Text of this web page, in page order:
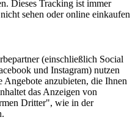
Dieses Tracking ist immer
sehen oder online einkaufen
(einschließlich Social
und Instagram) nutzen
anzubieten, die Ihnen
das Anzeigen von
Dritter", wie in der